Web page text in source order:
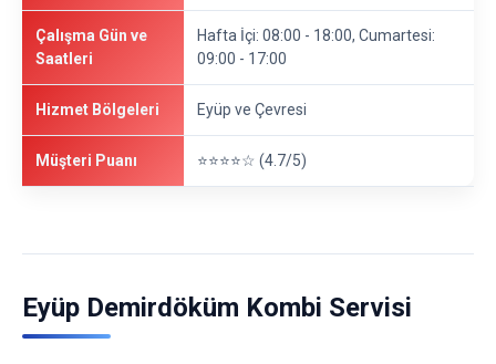
Çalışma Gün ve
Saatleri
Hafta İçi: 08:00 - 18:00, Cumartesi:
09:00 - 17:00
Hizmet Bölgeleri Eyüp ve Çevresi
Müşteri Puanı ⭐⭐⭐⭐☆ (4.7/5)
Eyüp Demirdöküm Kombi Servisi